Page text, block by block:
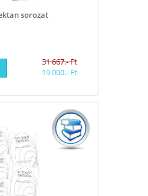
sorozat
31 667.- Ft
19 000.- Ft